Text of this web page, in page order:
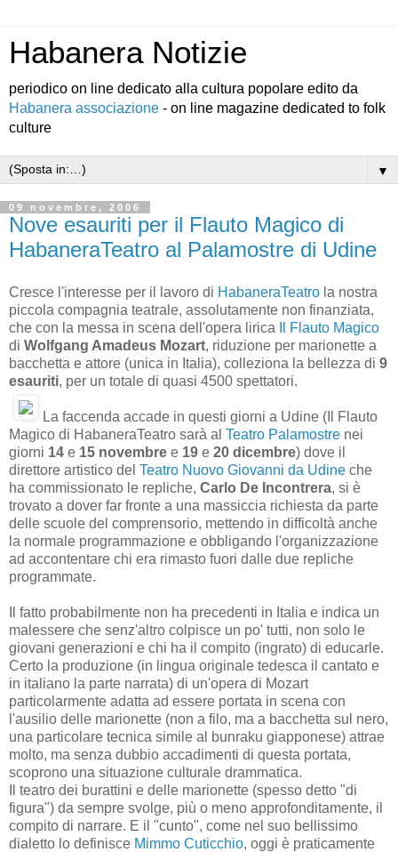
Habanera Notizie
periodico on line dedicato alla cultura popolare edito da
Habanera associazione - on line magazine dedicated to folk
culture
▼
09 novembre, 2006
Nove esauriti per il Flauto Magico di
HabaneraTeatro al Palamostre di Udine
Cresce l'interesse per il lavoro di HabaneraTeatro la nostra
piccola compagnia teatrale, assolutamente non finanziata,
che con la messa in scena dell'opera lirica
Il Flauto Magico
di Wolfgang Amadeus Mozart, riduzione per marionette a
bacchetta e attore (unica in Italia), colleziona la bellezza di 9
esauriti, per un totale di quasi 4500 spettatori.
La faccenda accade in questi giorni a Udine (Il Flauto
Magico di HabaneraTeatro sarà al Teatro Palamostre nei
giorni 14 e 15 novembre e 19 e 20 dicembre) dove il
direttore artistico del Teatro Nuovo Giovanni da Udine che
ha commissionato le repliche, Carlo De Incontrera, si è
trovato a dover far fronte a una massiccia richiesta da parte
delle scuole del comprensorio, mettendo in difficoltà anche
la normale programmazione e obbligando l'organizzazione
ad accontentare chi era rimasto fuori dalle due repliche
programmate.
Il fatto probabilmente non ha precedenti in Italia e indica un
malessere che senz'altro colpisce un po' tutti, non solo le
giovani generazioni e chi ha il compito (ingrato) di educarle.
Certo la produzione (in lingua originale tedesca il cantato e
in italiano la parte narrata) di un'opera di Mozart
particolarmente adatta ad essere portata in scena con
l'ausilio delle marionette (non a filo, ma a bacchetta sul nero,
una particolare tecnica simile al bunraku giapponese) attrae
molto, ma senza dubbio accadimenti di questa portata,
scoprono una situazione culturale drammatica.
Il teatro dei burattini e delle marionette (spesso detto "di
figura") da sempre svolge, più o meno approfonditamente, il
compito di narrare. E il "cunto", come nel suo bellissimo
dialetto lo definisce Mimmo Cuticchio, oggi è praticamente